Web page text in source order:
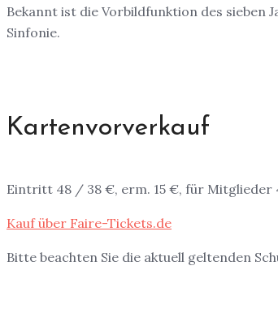
Bekannt ist die Vorbildfunktion des sieben
Sinfonie.
Kartenvorverkauf
Eintritt 48 / 38 €, erm. 15 €, für Mitglieder
Kauf über Faire-Tickets.de
Bitte beachten Sie die aktuell geltenden